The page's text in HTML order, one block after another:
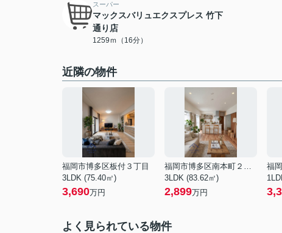
スーパー
マックスバリュエクスプレス 竹下
通り店
1259ｍ（16分）
近隣の物件
福岡市博多区板付３丁目
3LDK (75.40㎡)
3,690万円
福岡市博多区南本町２丁目
3LDK (83.62㎡)
2,899万円
福
よく見られている物件